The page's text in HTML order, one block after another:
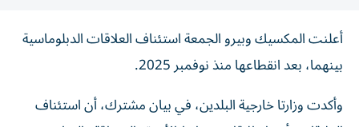
أعلنت المكسيك وبيرو الجمعة استئناف العلاقات الدبلوماسية
بينهما، بعد انقطاعها منذ نوفمبر 2025.
وأكدت وزارتا خارجية البلدين، في بيان مشترك، أن استئناف